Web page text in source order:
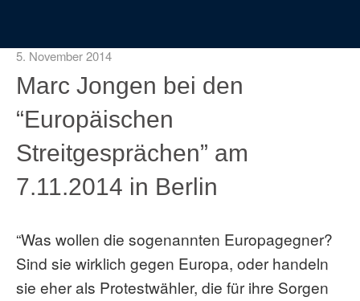
5. November 2014
Marc Jongen bei den
“Europäischen
Streitgesprächen” am
7.11.2014 in Berlin
“Was wollen die sogenannten Europagegner?
Sind sie wirklich gegen Europa, oder handeln
sie eher als Protestwähler, die für ihre Sorgen